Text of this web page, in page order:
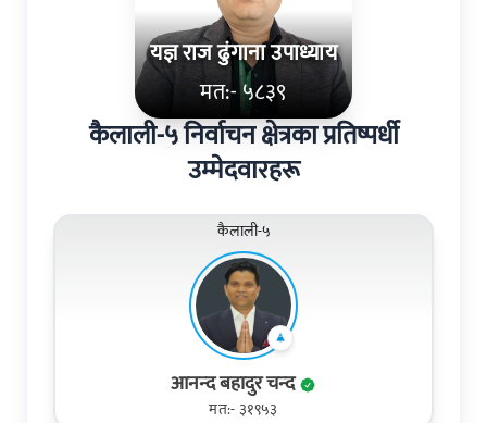
यज्ञ राज ढुंगाना उपाध्याय
मत:- ५८३९
कैलाली-५ निर्वाचन क्षेत्रका प्रतिष्पर्धी
उम्मेदवारहरू
कैलाली-५
आनन्‍द बहादुर चन्‍द
मत:- ३१९५३